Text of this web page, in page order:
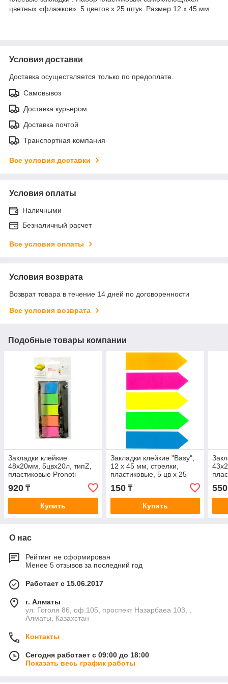
цветных «флажков». 5 цветов х 25 штук. Размер 12 х 45 мм.
Условия доставки
Доставка осуществляется только по предоплате.
Самовывоз
Доставка курьером
Доставка почтой
Транспортная компания
Все условия доставки
Условия оплаты
Наличными
Безналичный расчет
Все условия оплаты
Условия возврата
Возврат товара в течение 14 дней по договоренности
Все условия возврата
Подобные товары компании
Закладки клейкие
48x20мм, 5цвx20л, типZ,
пластиковые Pronoti
920 ₸
Купить
Закладки клейкие "Basy",
12 х 45 мм, стрелки,
пластиковые, 5 цв х 25
листов
150₸
Купить
550
О нас
Рейтинг не сформирован
Менее 5 отзывов за последний год
Работает с 15.06.2017
г. Алматы
ул. Гоголя 86, оф.105, проспект Назарбаеа 103, ,
Алматы, Казахстан
Контакты
Сегодня работает с 09:00 до 18:00
Показать весь график работы